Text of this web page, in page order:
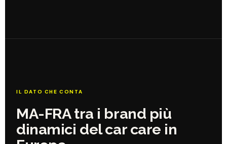
IL DATO CHE CONTA
MA-FRA tra i brand più
dinamici del car care in